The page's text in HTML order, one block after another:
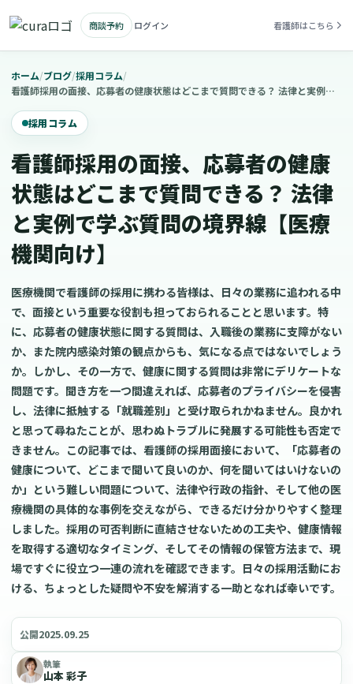
商談予約 ログイン 看護師はこちら
ホーム/ブログ/採用コラム/
看護師採用の面接、応募者の健康状態はどこまで質問できる？ 法律と実例で学ぶ質問の境界線【医療機関向け】
採用コラム
看護師採用の面接、応募者の健康
状態はどこまで質問できる？ 法律
と実例で学ぶ質問の境界線【医療
機関向け】
医療機関で看護師の採用に携わる皆様は、日々の業務に追われる中
で、面接という重要な役割も担っておられることと思います。特
に、応募者の健康状態に関する質問は、入職後の業務に支障がない
か、また院内感染対策の観点からも、気になる点ではないでしょう
か。しかし、その一方で、健康に関する質問は非常にデリケートな
問題です。聞き方を一つ間違えれば、応募者のプライバシーを侵害
し、法律に抵触する「就職差別」と受け取られかねません。良かれ
と思って尋ねたことが、思わぬトラブルに発展する可能性も否定で
きません。この記事では、看護師の採用面接において、「応募者の
健康について、どこまで聞いて良いのか、何を聞いてはいけないの
か」という難しい問題について、法律や行政の指針、そして他の医
療機関の具体的な事例を交えながら、できるだけ分かりやすく整理
しました。採用の可否判断に直結させないための工夫や、健康情報
を取得する適切なタイミング、そしてその情報の保管方法まで、現
場ですぐに役立つ一連の流れを確認できます。日々の採用活動にお
ける、ちょっとした疑問や不安を解消する一助となれば幸いです。
公開2025.09.25
執筆
山本 彩子